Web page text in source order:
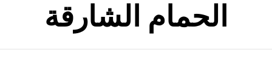
الحمام الشارقة